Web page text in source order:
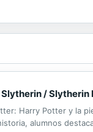
/ Slytherin
Harry Potter y la
alumnos